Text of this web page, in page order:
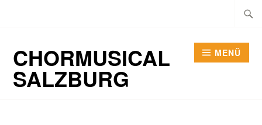
Suche
CHORMUSICAL
SALZBURG
MENÜ